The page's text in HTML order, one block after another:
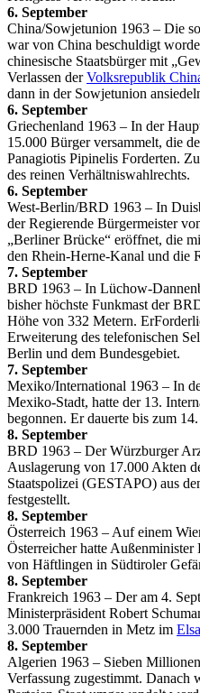
6. September
China/Sowjetunion 1963 – Die
war von China beschuldigt
chinesische Staatsbürger mit
Verlassen derVolksrepublik
dann in der Sowjetunion
6. September
Griechenland 1963 – In der
15.000 Bürger versammelt, die
Panagiotis Pipinelis Forderten.
des reinen Verhältniswahlrechts.
6. September
West-Berlin/BRD 1963 – In
der Regierende Bürgermeister
„Berliner Brücke“ eröffnet, die
den Rhein-Herne-Kanal und die
7. September
BRD 1963 – In Lüchow-
bisher höchste Funkmast der
Höhe von 332 Metern.
Erweiterung des telefonischen
Berlin und dem Bundesgebiet.
7. September
Mexiko/International 1963 – In
Mexiko-Stadt, hatte der 13.
begonnen. Er dauerte bis zum 14.
8. September
BRD 1963 – Der Würzburger
Auslagerung von 17.000 Akten
Staatspolizei (GESTAPO) aus
festgestellt.
8. September
Österreich 1963 – Auf einem
Österreicher hatte
von Häftlingen in Südtiroler
8. September
Frankreich 1963 – Der am 4.
Ministerpräsident Robert
3.000 Trauernden in Metz im
8. September
Algerien 1963 – Sieben
Verfassung zugestimmt. Danach